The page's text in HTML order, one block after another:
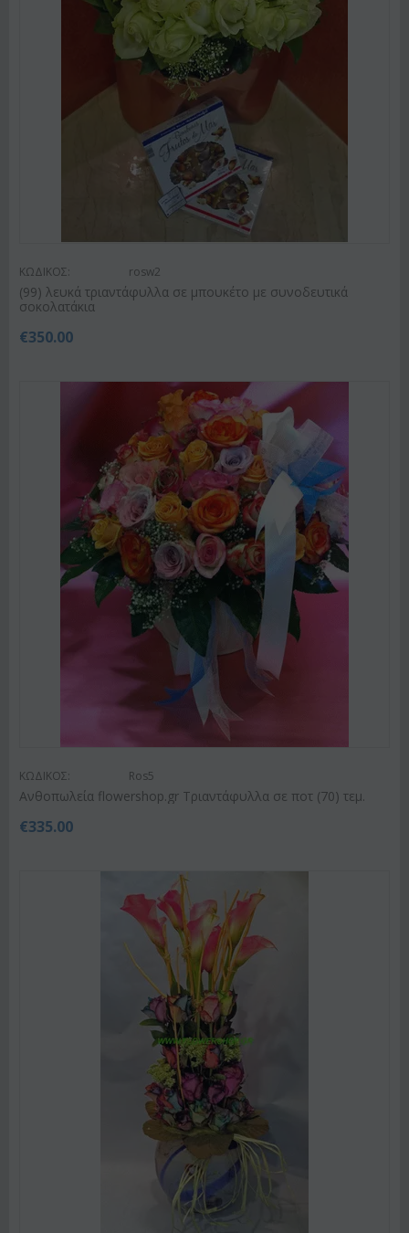
ΚΩΔΙΚΟΣ: rosw2
(99) λευκά τριαντάφυλλα σε μπουκέτο με συνοδευτικά
σοκολατάκια
€350.00
ΚΩΔΙΚΟΣ: Ros5
Ανθοπωλεία flowershop.gr Τριαντάφυλλα σε ποτ (70) τεμ.
€335.00